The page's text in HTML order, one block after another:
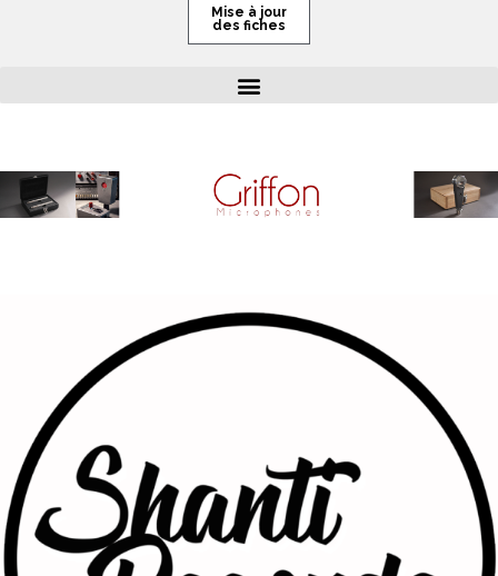
Mise à jour
des fiches